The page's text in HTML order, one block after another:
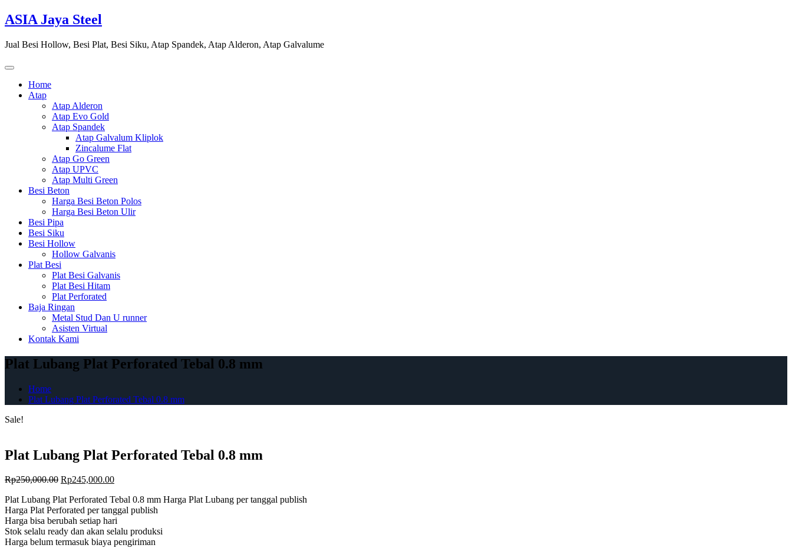
Skip
to
ASIA Jaya Steel
Jual Besi Hollow, Besi Plat, Besi Siku, Atap Spandek, Atap Alderon, Atap Galvalume
Home
Atap
Atap Alderon
Atap Evo Gold
Atap Spandek
Atap Galvalum Kliplok
Zincalume Flat
Atap Go Green
Atap UPVC
Atap Multi Green
Besi Beton
Harga Besi Beton Polos
Harga Besi Beton Ulir
Besi Pipa
Besi Siku
Besi Hollow
Hollow Galvanis
Plat Besi
Plat Besi Galvanis
Plat Besi Hitam
Plat Perforated
Baja Ringan
Metal Stud Dan U runner
Asisten Virtual
Kontak Kami
Plat Lubang Plat Perforated Tebal 0.8 mm
Home
Plat Lubang Plat Perforated Tebal 0.8 mm
Sale!
Plat Lubang Plat Perforated Tebal 0.8 mm
Rp250,000.00 Original
was:
Rp250,000.00.
Rp245,000.00Current
is:
Rp245,000.00.
Plat Lubang Plat Perforated Tebal 0.8 mm Harga Plat Lubang per tanggal publish
Harga Plat Perforated per tanggal publish
Harga bisa berubah setiap hari
Stok selalu ready dan akan selalu produksi
Harga belum termasuk biaya pengiriman